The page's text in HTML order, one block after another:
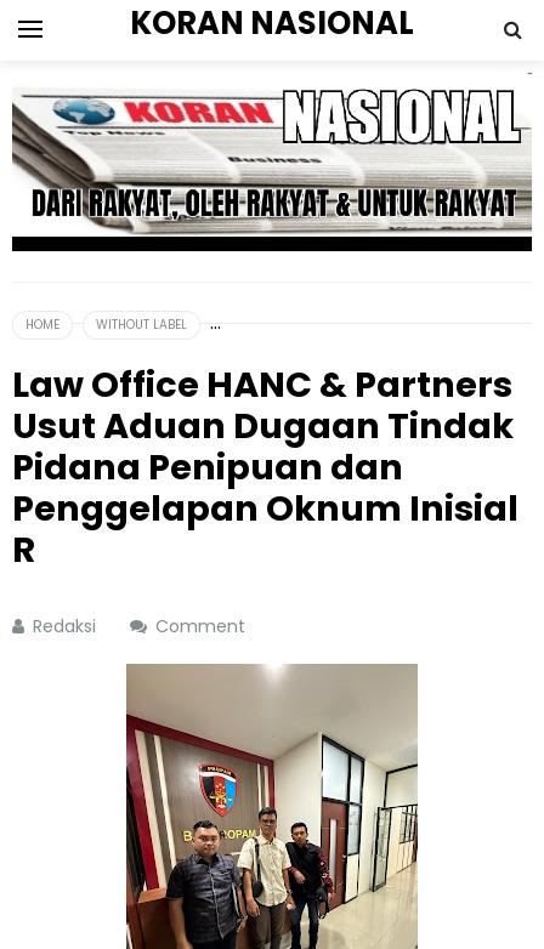
KORAN NASIONAL
HOME WITHOUT LABEL
Law Office HANC & Partners
Usut Aduan Dugaan Tindak
Pidana Penipuan dan
Penggelapan Oknum Inisial
R
Redaksi Comment